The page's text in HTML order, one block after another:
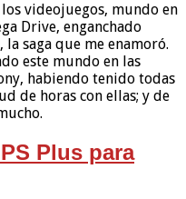
videojuegos, mundo en
Drive, enganchado
saga que me enamoró.
este mundo en las
habiendo tenido todas
de horas con ellas; y de
Plus para